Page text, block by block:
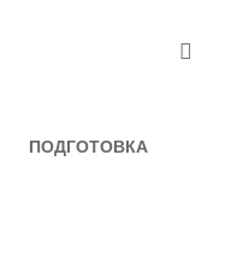
ПОДГОТОВКА